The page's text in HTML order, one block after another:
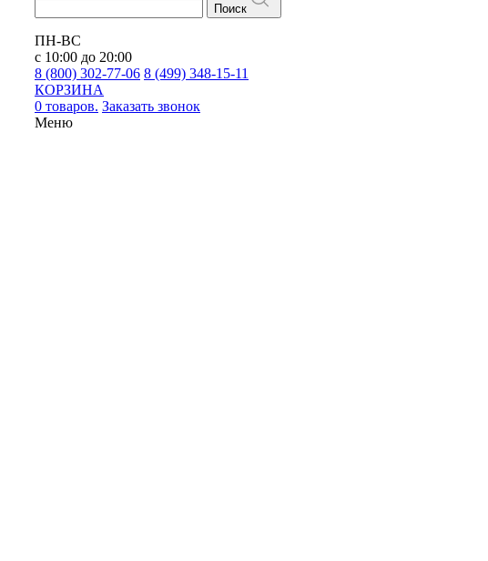
Поиск
ПН-ВС
с 10:00 до 20:00
8 (800) 302-77-06 8 (499) 348-15-11
КОРЗИНА
0 товаров. Заказать звонок
Меню